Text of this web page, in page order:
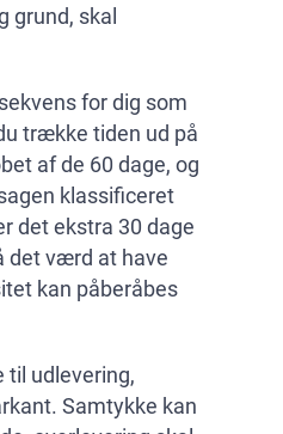
grund, skal
for dig som
trække tiden ud på
af de 60 dage, og
klassificeret
det ekstra 30 dage
værd at have
kan påberåbes
til udlevering,
Samtykke kan